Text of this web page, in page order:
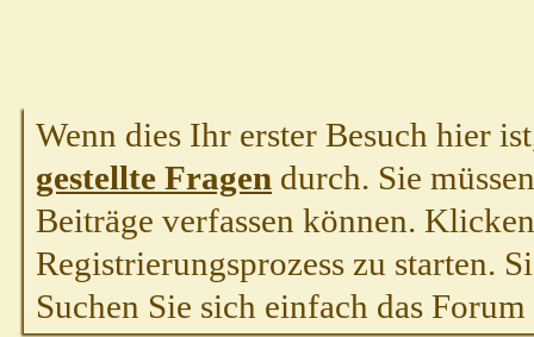
Wenn dies Ihr erster Besuch hier
gestellte Fragen durch. Sie
Beiträge verfassen können.
Registrierungsprozess zu starten.
Suchen Sie sich einfach das